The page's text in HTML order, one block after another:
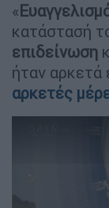
«
κατάστασή
επιδείνωση
ήταν αρκετά
αρκετές